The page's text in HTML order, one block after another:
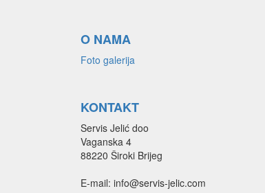
O NAMA
Foto galerija
KONTAKT
Servis Jelić doo
Vaganska 4
88220 Široki Brijeg
E-mail: info@servis-jelic.com